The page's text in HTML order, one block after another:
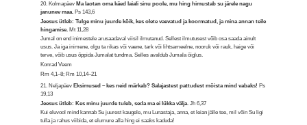
20. Kolmapäev Ma laotan oma käed laiali sinu poole, mu hing himustab su järele nagu
janunev maa. Ps 143,6
Jeesus ütleb: Tulge minu juurde kõik, kes olete vaevatud ja koormatud, ja mina annan teile
hingamise. Mt 11,28
Jumal on end inimestele arusaadaval viisil ilmutanud. Sellest ilmutusest võib osa saada ainult
usus. Ja iga inimene, olgu ta rikas või vaene, tark või lihtsameelne, nooruk või rauk, haige või
terve, võib usus õppida Jumalat tundma. Selles avaldub Jumala õiglus.
Konrad Veem
Rm 4,1–8; Rm 10,14–21
21. Neljapäev Eksimused – kes neid märkab? Salajastest pattudest mõista mind vabaks! Ps
19,13
Jeesus ütleb: Kes minu juurde tuleb, seda ma ei lükka välja.Jh 6,37
Kui eluvool mind kannab Su juurest kaugele, mu Lunastaja, anna, et leian jälle tee, mil võin Su ligi
tulla ja rahus viibida, et elumure alla hing ei saaks kaduda!